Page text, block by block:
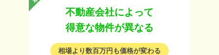
不動産会社によって
得意な物件が異なる
相場より数百万円も価格が変わる